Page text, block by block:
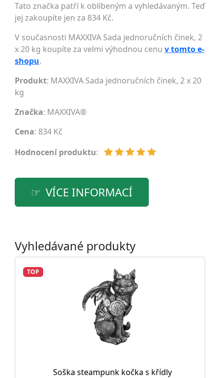
Tato značka patří k oblíbeným a vyhledávaným. Teď
jej zakoupíte jen za 834 Kč.
V současnosti MAXXIVA Sada jednoručních činek, 2
x 20 kg koupíte za velmi výhodnou cenu v tomto e-
shopu.
Produkt: MAXXIVA Sada jednoručních činek, 2 x 20
kg
Značka: MAXXIVA®
Cena: 834 Kč
Hodnocení produktu:
VÍCE INFORMACÍ
Vyhledávané produkty
TOP
Soška steampunk kočka s křídly